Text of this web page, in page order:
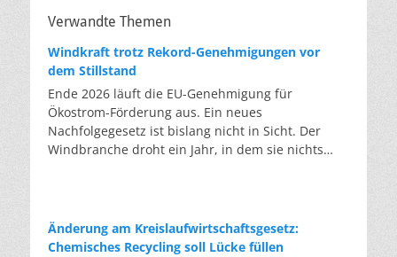
Verwandte Themen
Windkraft trotz Rekord-Genehmigungen vor
dem Stillstand
Ende 2026 läuft die EU-Genehmigung für
Ökostrom-Förderung aus. Ein neues
Nachfolgegesetz ist bislang nicht in Sicht. Der
Windbranche droht ein Jahr, in dem sie nichts
die Verfahren laufen heute deutlich schneller. Die
Halbjahresbilanz der Branche bestätigt dieses
Änderung am Kreislaufwirtschaftsgesetz:
Chemisches Recycling soll Lücke füllen